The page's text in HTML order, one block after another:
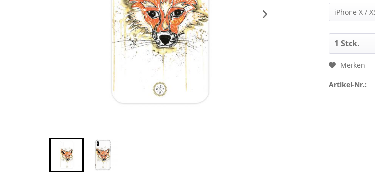
Merken
Artikel-Nr.: